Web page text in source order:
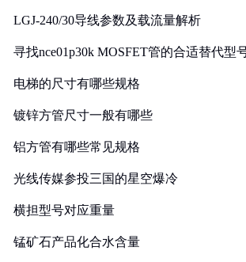
LGJ-240/30导线参数及载流量解析
寻找nce01p30k MOSFET管的合适替代型
电梯的尺寸有哪些规格
镀锌方管尺寸一般有哪些
铝方管有哪些常见规格
光线传媒参投三国的星空爆冷
横担型号对应重量
锰矿石产品化合水含量